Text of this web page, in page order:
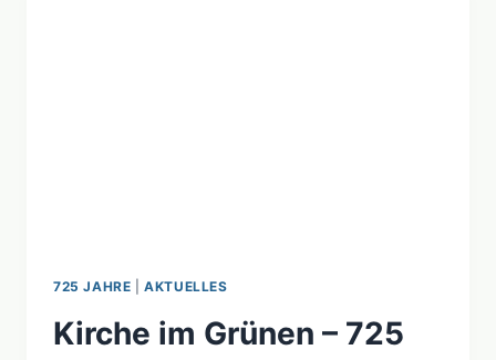
725 JAHRE |AKTUELLES
Kirche im Grünen – 725